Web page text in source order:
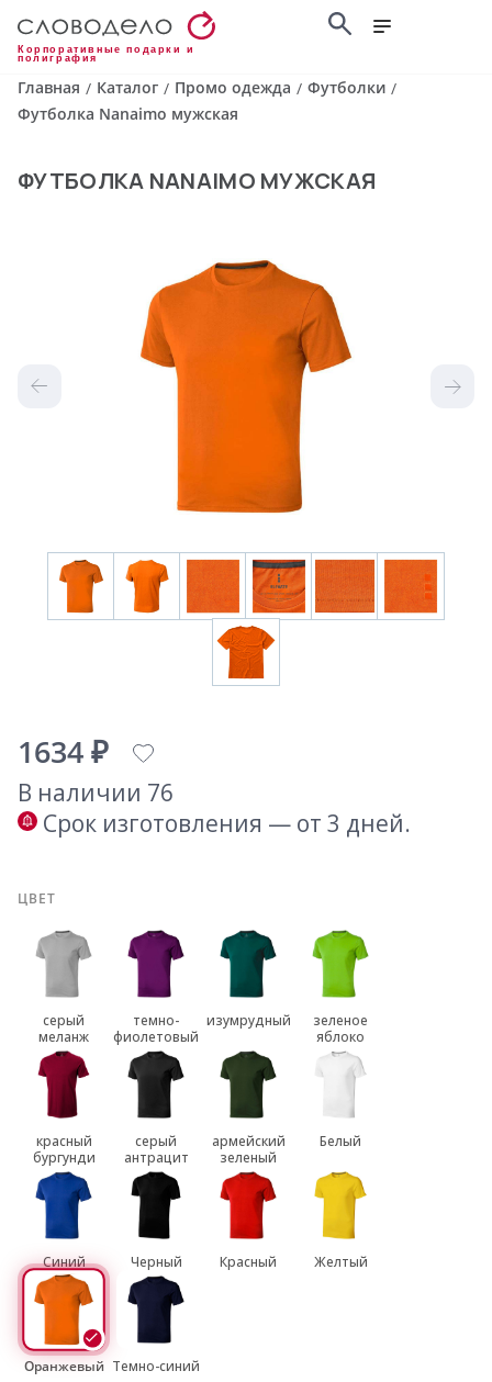
Корпоративные подарки и
полиграфия
Главная / Каталог / Промо одежда / Футболки /
Футболка Nanaimo мужская
ФУТБОЛКА NANAIMO МУЖСКАЯ
1634 ₽
В наличии 76
Срок изготовления — от 3 дней.
ЦВЕТ
серый
меланж
темно-
фиолетовый
изумрудный
зеленое
яблоко
красный
бургунди
серый
антрацит
армейский
зеленый
Белый
Синий Черный Красный Желтый
Оранжевый Темно-синий